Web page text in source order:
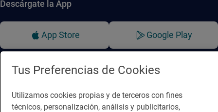
Descárgate la App
App Store Google Play
Viajar
Sala de prensa
Tus Preferencias de Cookies
Utilizamos cookies propias y de terceros con fines
técnicos, personalización, análisis y publicitarios,